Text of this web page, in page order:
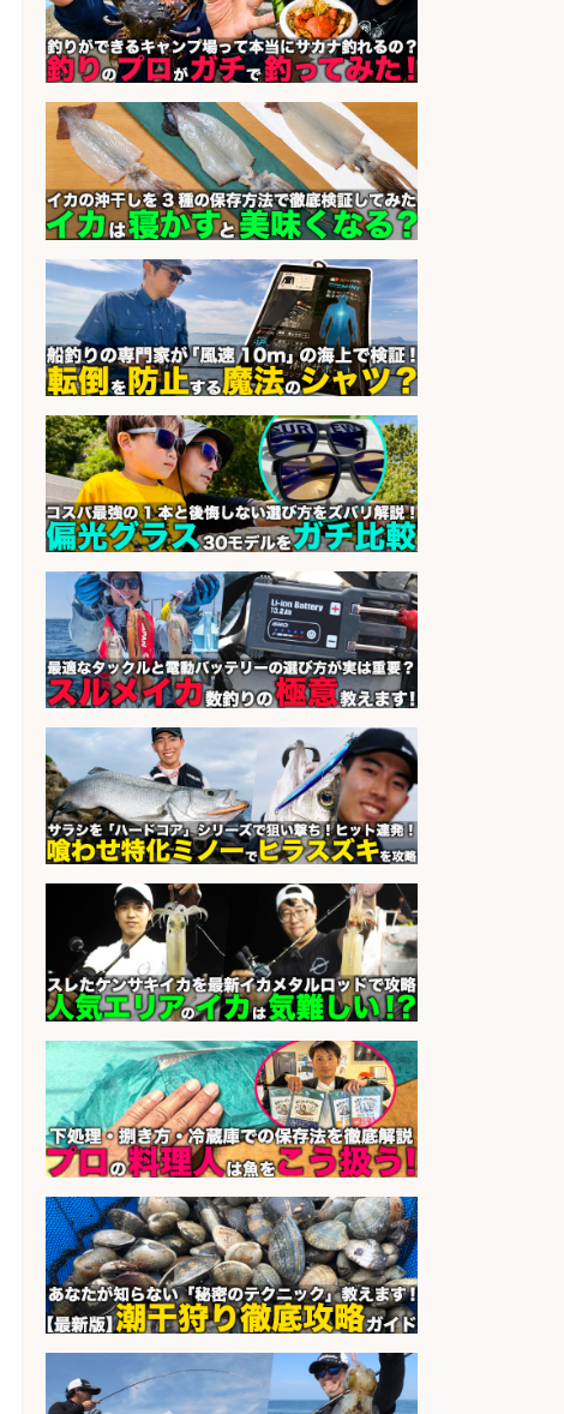
8月開始/釣り具メーカーでの営業ア
シスタントのお仕事/残業なし/即日
勤務可/営業事務/軽作業
会社名 株式会社パソナ
sponsored by 求人ボックス
レジ打ち/日払いOK/おさかなの三枚
おろし/新潟県/小千谷市
会社名 株式会社G&G
sponsored by 求人ボックス
精肉・青果・鮮魚販売/「志布志
市」お魚のカットや商品の陳列業
務/「時給1,150円〜」/時間選べる×
未経験歓迎×残業少なめ/鹿児島県/
志布志市
会社名 株式会社ホットスタッフ鹿児島
sponsored by 求人ボックス
日払いOKで即日収入/製造スタッフ/
「広島市佐伯区」「時給1,200
円〜」日払いあり/広島市佐伯区内
でお魚のパック詰めや品出し業務/
車通勤OK×未経験歓迎×残業少なめ/
広島県
会社名 株式会社ホットスタッフ五日市
日払いOKで即日収入/販売スタッフ/
「調理なし・軽作業スタート」お魚
のパック詰め&品出し/週4日から勤
会社名 株式会社ホットスタッフ五日市
sponsored by 求人ボックス
さらに求人情報を見る